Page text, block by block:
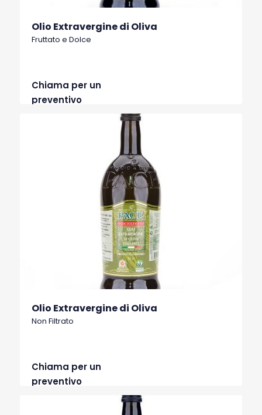
Olio Extravergine di Oliva
Fruttato e Dolce
Chiama per un
preventivo
Olio Extravergine di Oliva
Non Filtrato
Chiama per un
preventivo